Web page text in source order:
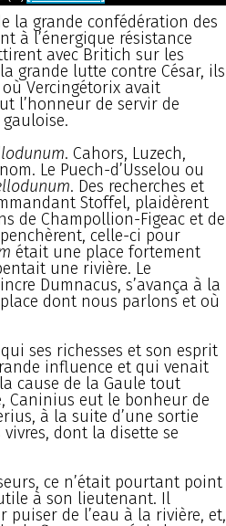
la grande confédération des
à l’énergique résistance
avec Britich sur les
grande lutte contre César, ils
Vercingétorix avait
l’honneur de servir de
. Cahors, Luzech,
Le Puech-d’Usselou ou
. Des recherches et
Stoffel, plaidèrent
de Champollion-Figeac et de
celle-ci pour
était une place fortement
une rivière. Le
Dumnacus, s’avança à la
dont nous parlons et où
ses richesses et son esprit
influence et qui venait
cause de la Gaule tout
Caninius eut le bonheur de
à la suite d’une sortie
dont la disette se
ce n’était pourtant point
à son lieutenant. Il
de l’eau à la rivière, et,